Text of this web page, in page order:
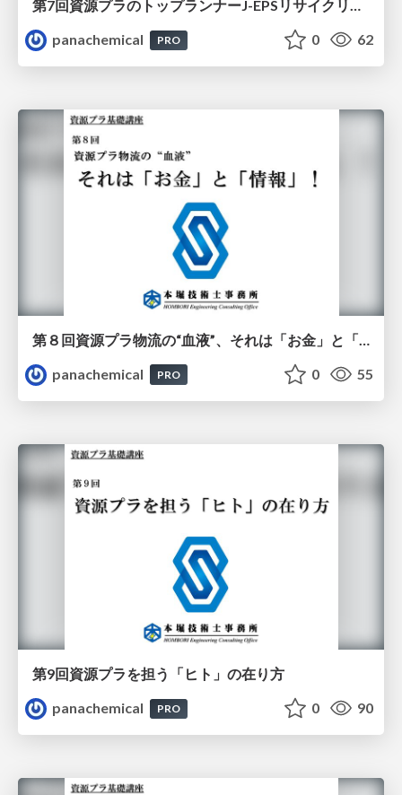
第7回資源プラのトップランナーJ-EPSリサイクリング
panachemical
PRO 0 62
panachemical
PRO 0 55
第9回資源プラを担う「ヒト」の在り方
panachemical
PRO 0 90